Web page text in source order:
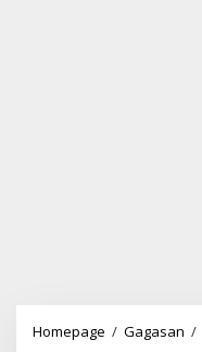
Homepage / Gagasan /